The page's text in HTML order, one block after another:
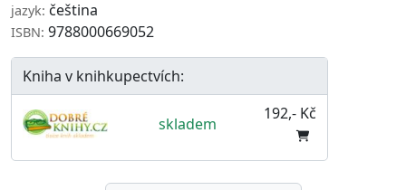
jazyk: čeština
ISBN: 9788000669052
Kniha v knihkupectvích:
skladem
192,- Kč